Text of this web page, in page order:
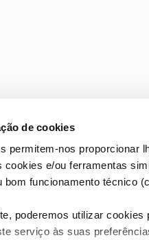
de cookies
permitem-nos proporcionar
cookies e/ou ferramentas
bom funcionamento técnico
poderemos utilizar
serviço às suas